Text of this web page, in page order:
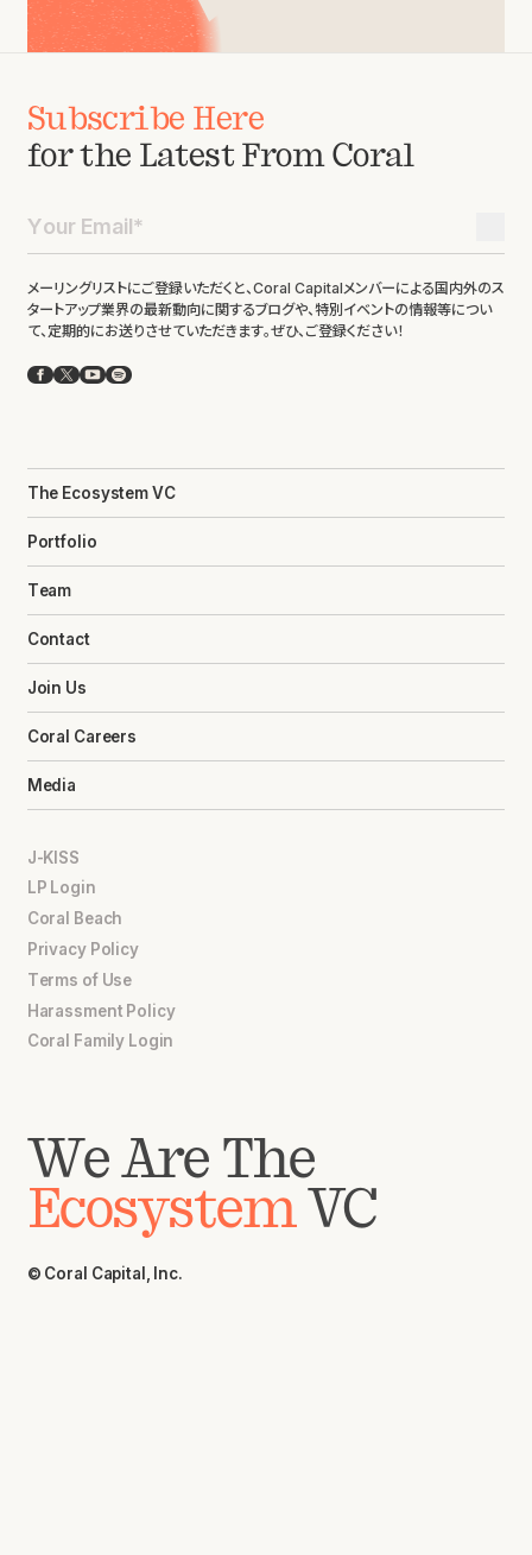
Subscribe Here
for the Latest From Coral
メーリングリストにご登録いただくと、Coral Capitalメンバーによる国内外のス
タートアップ業界の最新動向に関するブログや、特別イベントの情報等につい
て、定期的にお送りさせていただきます。ぜひ、ご登録ください！
Facebook
X YouTube
Spotify
The Ecosystem VC
Portfolio
Team
Contact
Join Us
Coral Careers
Media
J-KISS
LP Login
Coral Beach
Privacy Policy
Terms of Use
Harassment Policy
Coral Family Login
We Are The
EcosystemVC
© Coral Capital, Inc.